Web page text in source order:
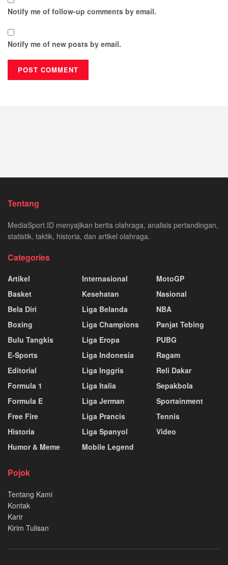
Notify me of follow-up comments by email.
Notify me of new posts by email.
Tentang
MediaSport.ID menyajikan berita olahraga, analisis pertandingan,
statistik, taktik, historia, dan artikel olahraga.
Categories
Artikel
Basket
Bela Diri
Boxing
Bulu Tangkis
E-Sports
Editorial
Formula 1
Formula E
Free Fire
Historia
Humor & Meme
Internasional
Kesehatan
Liga Belanda
Liga Champions
Liga Eropa
Liga Indonesia
Liga Inggris
Liga Italia
Liga Jerman
Liga Prancis
Liga Spanyol
Mobile Legend
MotoGP
Nasional
NBA
Panjat Tebing
PUBG
Ragam
Reli Dakar
Sepakbola
Sportainment
Tennis
Video
Pojok
Tentang Kami
Kontak
Karir
Kirim Tulisan